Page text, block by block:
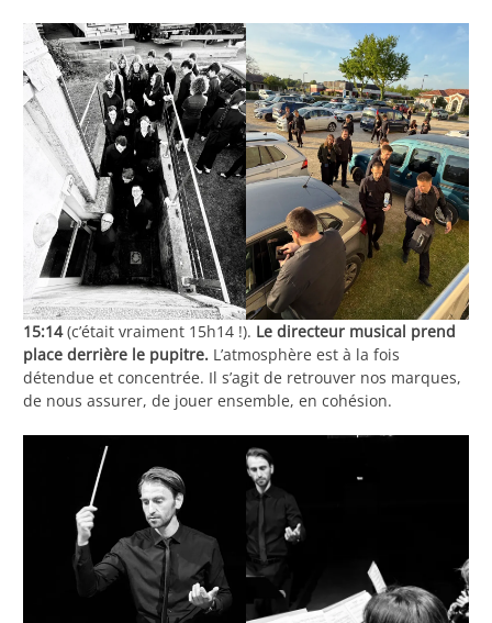
15:14(c’était vraiment 15h14 !). Le directeur musical prend
place derrière le pupitre. L’atmosphère est à la fois
détendue et concentrée. Il s’agit de retrouver nos marques,
de nous assurer, de jouer ensemble, en cohésion.